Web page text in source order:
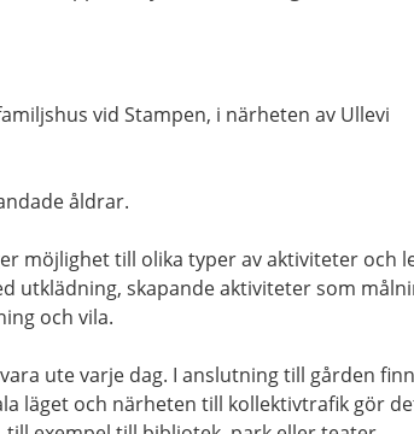
vid Stampen, i närheten av Ullevi
åldrar.
möjlighet till olika typer av aktiviteter och
utklädning, skapande aktiviteter som
och vila.
ute varje dag. I anslutning till gården
läget och närheten till kollektivtrafik gör